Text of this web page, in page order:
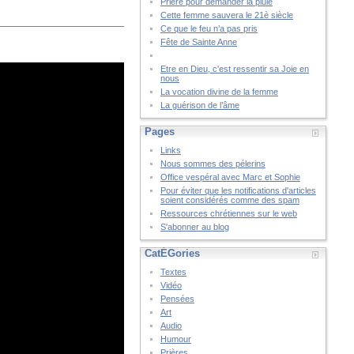
Cette femme sauvera le 21è siècle
Ce que le feu n’a pas pris
Fête de Sainte Anne
Etre en Dieu, c'est ressentir sa Joie en
nous
La vocation divine de la femme
La guérison de l’âme
Pages
Links
Nous sommes des pélerins
Office vespéral avec Marc et Sophie
Pour éviter que les notifications d'articles
soient considérés comme des spam
Ressources chrétiennes sur le web
S'abonner au blog
CatÉGories
Textes
Vidéo
Pensées
Art
Audio
Humour